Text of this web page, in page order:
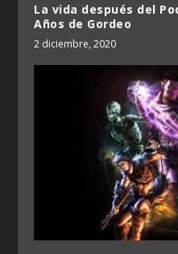
La vida después del
Años de Gordeo
2 diciembre, 2020